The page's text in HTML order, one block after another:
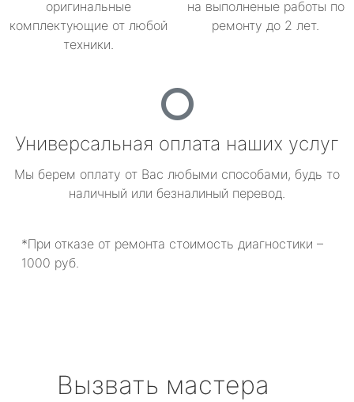
оригинальные
комплектующие от любой
техники.
на выполненые работы по
ремонту до 2 лет.
Универсальная оплата наших услуг
Мы берем оплату от Вас любыми способами, будь то
наличный или безналиный перевод.
*При отказе от ремонта стоимость диагностики –
1000 руб.
Вызвать мастера